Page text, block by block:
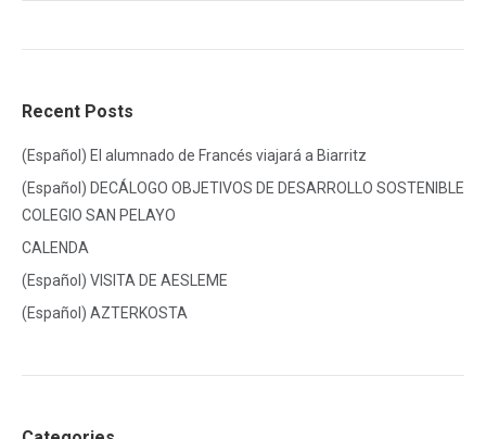
Recent Posts
(Español) El alumnado de Francés viajará a Biarritz
(Español) DECÁLOGO OBJETIVOS DE DESARROLLO SOSTENIBLE
COLEGIO SAN PELAYO
CALENDA
(Español) VISITA DE AESLEME
(Español) AZTERKOSTA